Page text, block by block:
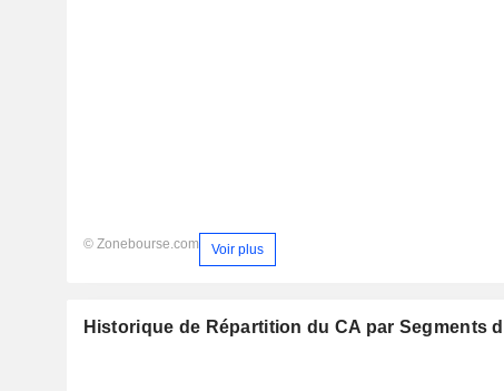
© Zonebourse.com Voir plus
Historique de Répartition du CA par Segments